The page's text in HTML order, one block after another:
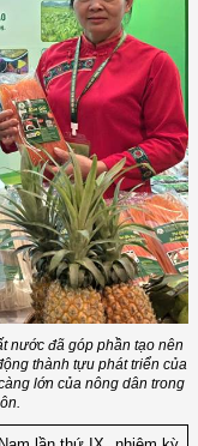
nước đã góp phần tạo nên
thành tựu phát triển của
lớn của nông dân trong